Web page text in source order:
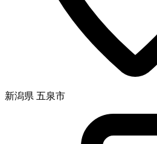
新潟県 五泉市